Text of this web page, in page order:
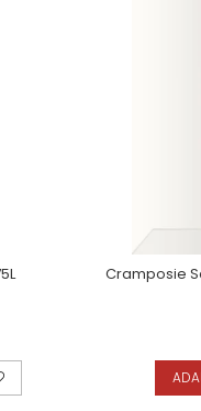
Cramposie